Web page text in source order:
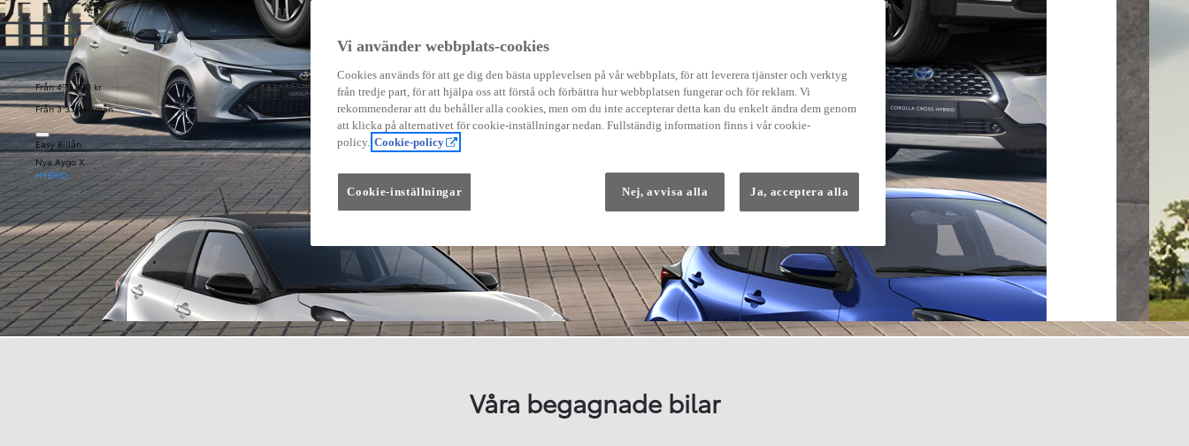
Från 479 900 kr
Från 3 333 kr/mån
Easy Billån
Från 569 900 kr
Från 3 958 kr/mån
Nya Aygo X
HYBRID
HYBRID
Våra begagnade bilar
Vi använder webbplats-cookies
Cookies används för att ge dig den bästa upplevelsen på vår webbplats, för att leverera tjänster och verktyg
från tredje part, för att hjälpa oss att förstå och förbättra hur webbplatsen fungerar och för reklam. Vi
rekommenderar att du behåller alla cookies, men om du inte accepterar detta kan du enkelt ändra dem genom
att klicka på alternativet för cookie-inställningar nedan. Fullständig information finns i vår cookie-
policy. Cookie-policy
Cookie-inställningar Nej, avvisa alla Ja, acceptera alla